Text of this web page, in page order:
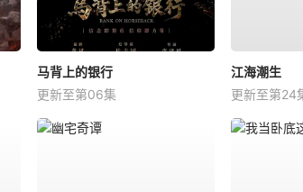
马背上的银行
更新至第06集
江海潮生
更新至第24